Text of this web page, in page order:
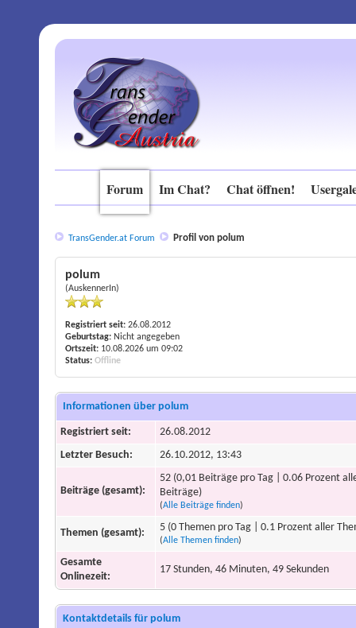
Forum Im Chat? Chat öffnen!
TransGender.at Forum Profil von polum
polum
(AuskennerIn)
Registriert seit: 26.08.2012
Geburtstag: Nicht angegeben
Ortszeit: 10.08.2026 um 09:02
Status: Offline
Informationen über polum
Registriert seit:
26.08.2012
Letzter Besuch:
26.10.2012, 13:43
Beiträge (gesamt):
52 (0,01 Beiträge pro Tag | 0.06 Prozent
Beiträge)
(Alle Beiträge finden)
Themen (gesamt): 5 (0 Themen pro Tag | 0.1 Prozent aller
(Alle Themen finden)
Gesamte
Onlinezeit:
17 Stunden, 46 Minuten, 49 Sekunden
Kontaktdetails für polum